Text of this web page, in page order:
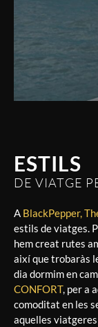
ESTILS
DE VIATGE
A BlackPepper,
estils de viatges.
hem creat rutes
així que trobaràs
dia dormim en
CONFORT, per a
comoditat en les
aquelles